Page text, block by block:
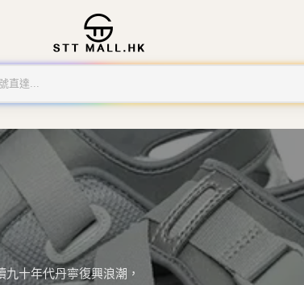
十年代丹寧復興浪潮，